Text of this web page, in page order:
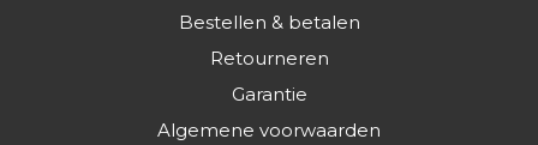
Bestellen & betalen
Retourneren
Garantie
Algemene voorwaarden